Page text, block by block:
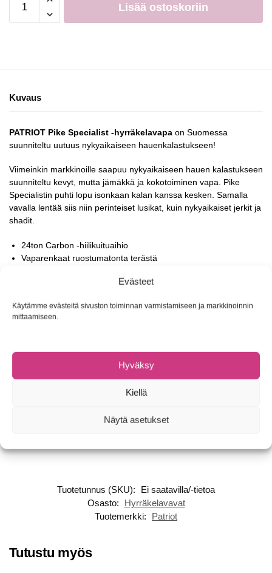
Evästeet
Käytämme evästeitä sivuston toiminnan varmistamiseen ja markkinoinnin
mittaamiseen.
Hyväksy
Kiellä
Näytä asetukset
Lisää ostoskoriin
Kuvaus
PATRIOT Pike Specialist -hyrräkelavapa on Suomessa
suunniteltu uutuus nykyaikaiseen hauenkalastukseen!
Viimeinkin markkinoille saapuu nykyaikaiseen hauen kalastukseen
suunniteltu kevyt, mutta jämäkkä ja kokotoiminen vapa. Pike
Specialistin puhti lopu isonkaan kalan kanssa kesken. Samalla
vavalla lentää siis niin perinteiset lusikat, kuin nykyaikaiset jerkit ja
shadit.
24ton Carbon -hiilikuituaihio
Vaparenkaat ruostumatonta terästä
CPS hyrräkelavavassa ALPS? kelakiinnike
Saatavilla myösPike Specialist -avokelavapa!
Malli
244cm 20-75g Heavy
Tuotetunnus (SKU):
Ei saatavilla/-tietoa
Osasto:
Hyrräkelavavat
Tuotemerkki:
Patriot
Tutustu myös